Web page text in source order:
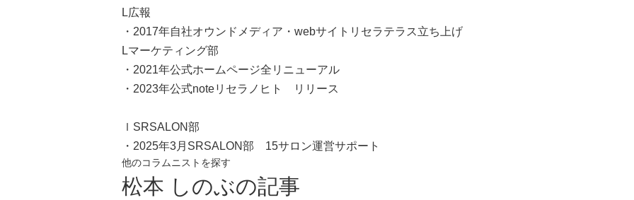
L広報
・2017年自社オウンドメディア・webサイトリセラテラス立ち上げ
Lマーケティング部
・2021年公式ホームページ全リニューアル
・2023年公式noteリセラノヒト リリース
ｌSRSALON部
・2025年3月SRSALON部 15サロン運営サポート
他のコラムニストを探す
松本 しのぶの記事